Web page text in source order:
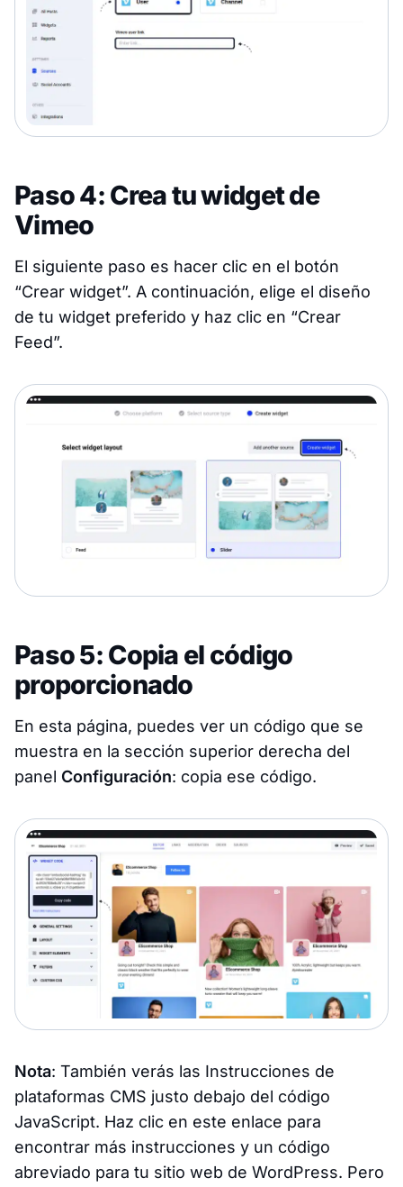
Paso 4: Crea tu widget de
Vimeo
El siguiente paso es hacer clic en el botón
“Crear widget”. A continuación, elige el diseño
de tu widget preferido y haz clic en “Crear
Feed”.
Paso 5: Copia el código
proporcionado
En esta página, puedes ver un código que se
muestra en la sección superior derecha del
panel Configuración: copia ese código.
Nota: También verás las Instrucciones de
plataformas CMS justo debajo del código
JavaScript. Haz clic en este enlace para
encontrar más instrucciones y un código
abreviado para tu sitio web de WordPress. Pero